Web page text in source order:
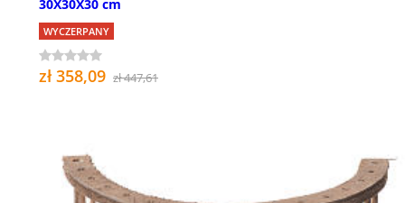
30X30X30 cm
WYCZERPANY
zł 358,09 zł 447,61